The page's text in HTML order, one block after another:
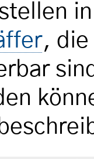
, die